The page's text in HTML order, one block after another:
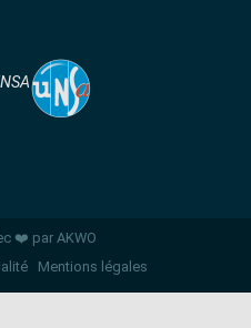
❤️ par AKWO
Mentions légales